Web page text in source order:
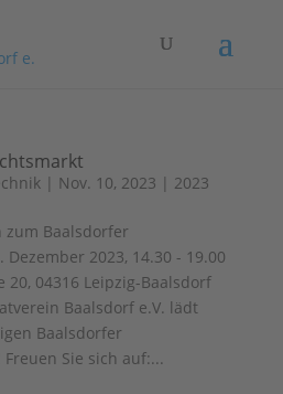
| Nov. 10, 2023 | 2023
Baalsdorfer
2023, 14.30 - 19.00
20, 04316 Leipzig-Baalsdorf
Baalsdorf e.V. lädt
Baalsdorfer
Sie sich auf:...